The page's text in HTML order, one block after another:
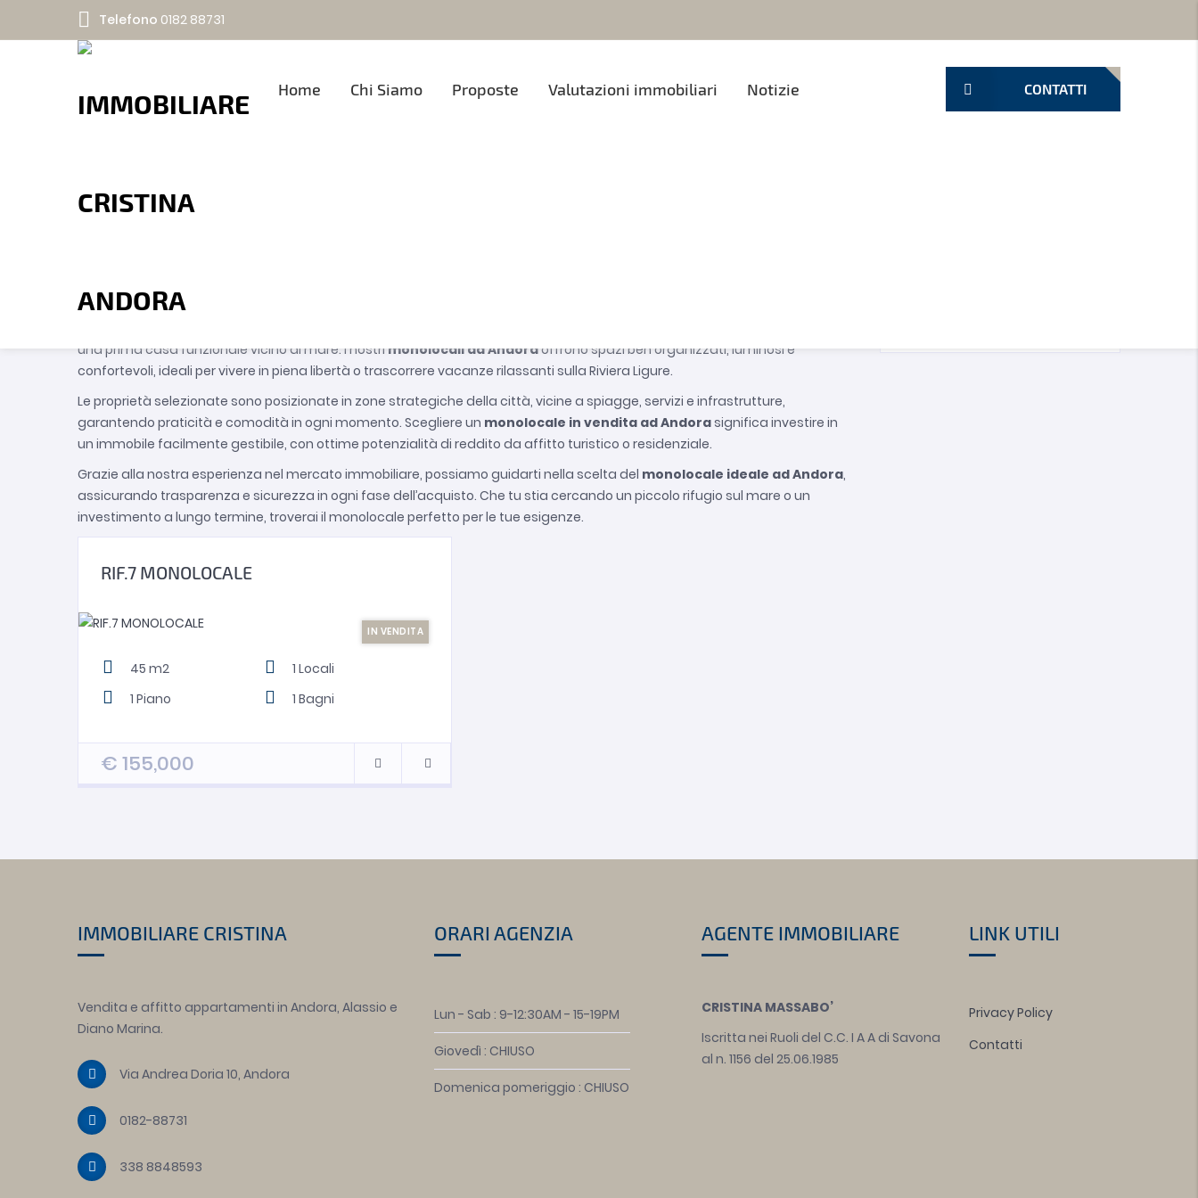
Telefono 0182 88731
Home Chi Siamo Proposte Valutazioni immobiliari Notizie CONTATTI
TIPOLOGIA
Visualizzazione :
una prima casa funzionale vicino al mare. I nostrimonolocali ad Andoraoffrono spazi ben organizzati, luminosi e
confortevoli, ideali per vivere in piena libertà o trascorrere vacanze rilassanti sulla Riviera Ligure.
Le proprietà selezionate sono posizionate in zone strategiche della città, vicine a spiagge, servizi e infrastrutture,
garantendo praticità e comodità in ogni momento. Scegliere un monolocale in vendita ad Andorasignifica investire in
un immobile facilmente gestibile, con ottime potenzialità di reddito da affitto turistico o residenziale.
Grazie alla nostra esperienza nel mercato immobiliare, possiamo guidarti nella scelta del monolocale ideale ad Andora,
assicurando trasparenza e sicurezza in ogni fase dell’acquisto. Che tu stia cercando un piccolo rifugio sul mare o un
investimento a lungo termine, troverai il monolocale perfetto per le tue esigenze.
RIF.7 MONOLOCALE
IN VENDITA
45 m2 1 Locali
1 Piano 1 Bagni
€155,000
IMMOBILIARE CRISTINA
Vendita e affitto appartamenti in Andora, Alassio e
Diano Marina.
Via Andrea Doria 10, Andora
0182-88731
338 8848593
ORARI AGENZIA
Lun - Sab : 9-12:30AM - 15-19PM
Giovedì : CHIUSO
Domenica pomeriggio : CHIUSO
AGENTE IMMOBILIARE
CRISTINA MASSABO’
Iscritta nei Ruoli del C.C. I A A di Savona
al n. 1156 del 25.06.1985
LINK UTILI
Privacy Policy
Contatti